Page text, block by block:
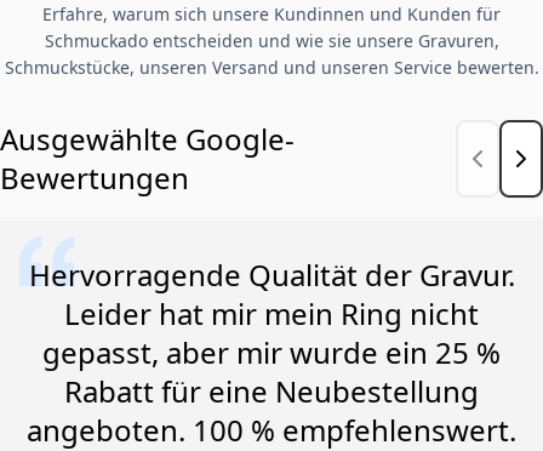
Erfahre, warum sich unsere Kundinnen und Kunden für
Schmuckado entscheiden und wie sie unsere Gravuren,
Schmuckstücke, unseren Versand und unseren Service bewerten.
Ausgewählte Google-
Bewertungen
Hervorragende Qualität der Gravur.
Leider hat mir mein Ring nicht
gepasst, aber mir wurde ein 25 %
Rabatt für eine Neubestellung
angeboten. 100 % empfehlenswert.